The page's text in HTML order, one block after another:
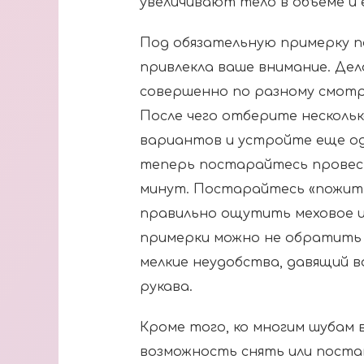
Под обязательную примерку
привлекла ваше внимание.
совершенно по разному
После чего отберите
вариантов и устройте еще
теперь постарайтесь
минут. Постарайтесь
правильно ощутить меховое
примерки можно не
мелкие неудобства, давящий
рукава.
Кроме того, ко многим шубам
возможность снять или